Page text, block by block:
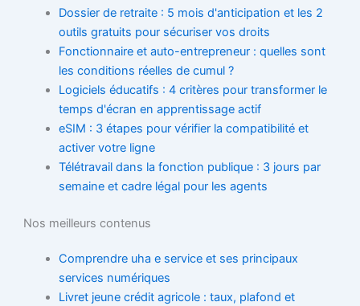
Dossier de retraite : 5 mois d'anticipation et les 2
outils gratuits pour sécuriser vos droits
Fonctionnaire et auto-entrepreneur : quelles sont
les conditions réelles de cumul ?
Logiciels éducatifs : 4 critères pour transformer le
temps d'écran en apprentissage actif
eSIM : 3 étapes pour vérifier la compatibilité et
activer votre ligne
Télétravail dans la fonction publique : 3 jours par
semaine et cadre légal pour les agents
Nos meilleurs contenus
Comprendre uha e service et ses principaux
services numériques
Livret jeune crédit agricole : taux, plafond et